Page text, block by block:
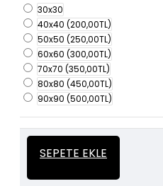
30x30
40x40 (200,00TL)
50x50 (250,00TL)
60x60 (300,00TL)
70x70 (350,00TL)
80x80 (450,00TL)
90x90 (500,00TL)
SEPETE EKLE
Kalın
İtalyan Sıva
kullanılan
geçebilirsiniz.